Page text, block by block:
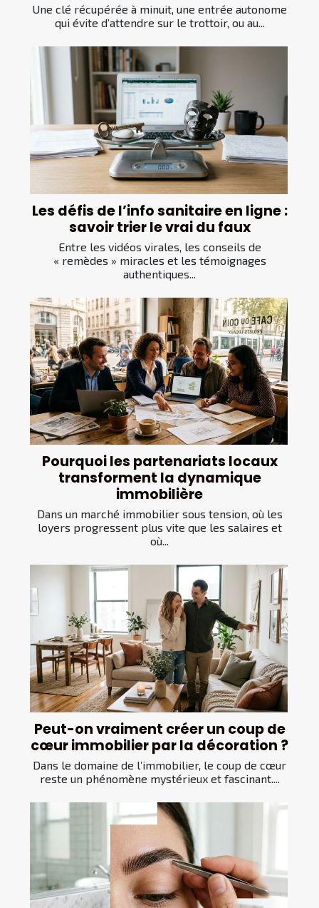
Une clé récupérée à minuit, une entrée autonome
qui évite d’attendre sur le trottoir, ou au...
Les défis de l’info sanitaire en ligne :
savoir trier le vrai du faux
Entre les vidéos virales, les conseils de
« remèdes » miracles et les témoignages
authentiques...
Pourquoi les partenariats locaux
transforment la dynamique
immobilière
Dans un marché immobilier sous tension, où les
loyers progressent plus vite que les salaires et
où...
Peut-on vraiment créer un coup de
cœur immobilier par la décoration ?
Dans le domaine de l’immobilier, le coup de cœur
reste un phénomène mystérieux et fascinant....